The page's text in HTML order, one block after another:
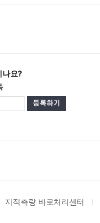
나요?
지적측량 바로처리센터